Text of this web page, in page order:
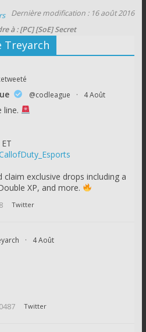
Dernière modification : 16 août 2016
à : [PC] [SoE] Secret
Treyarch
@codleague · 4 Août
line.
claim exclusive drops including a
XP, and more.
Twitter
· 4 Août
Twitter